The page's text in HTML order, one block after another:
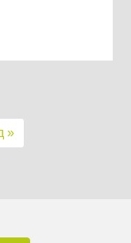
»